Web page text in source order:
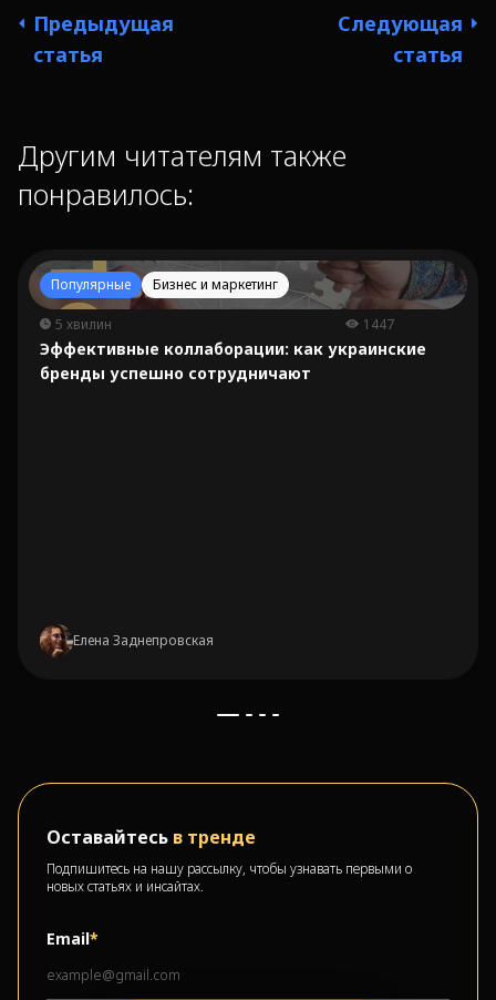
Предыдущая
статья
Следующая
статья
Другим читателям также
понравилось:
Популярные Бизнес и маркетинг
5 хвилин 1447
Эффективные коллаборации: как украинские
бренды успешно сотрудничают
Елена Заднепровская
Оставайтесь в тренде
Подпишитесь на нашу рассылку, чтобы узнавать первыми о
новых статьях и инсайтах.
Email*